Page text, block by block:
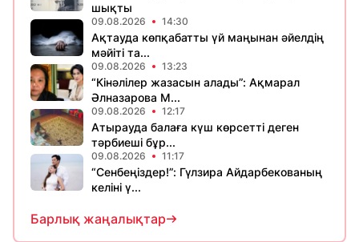
шықты
09.08.2026 14:30
Ақтауда көпқабатты үй маңынан әйелдің
мәйіті та...
09.08.2026 13:23
“Кінәлілер жазасын алады”: Ақмарал
Әлназарова М...
09.08.2026 12:17
Атырауда балаға күш көрсетті деген
тәрбиеші бұр...
09.08.2026 11:17
“Сенбеңіздер!”: Гүлзира Айдарбекованың
келіні ү...
Барлық жаңалықтар